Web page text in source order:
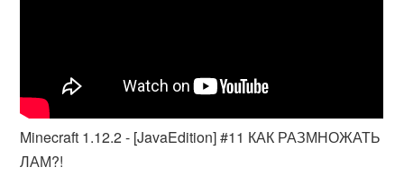
Minecraft 1.12.2 - [JavaEdition] #11 КАК РАЗМНОЖАТЬ
ЛАМ?!